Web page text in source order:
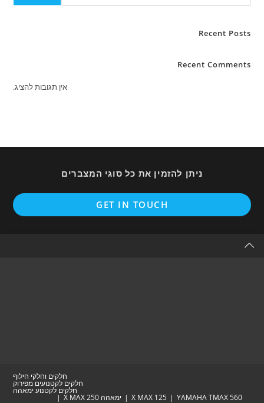
Recent Posts
Recent Comments
אין תגובות להציג.
ניתן להזמין את כל סוגי המצברים
GET IN TOUCH
חלקים וחלקי חילוף
חלקים לקטנועים מפירוק
חלקים לקטנוע ימאהה
YAMAHA TMAX 560
X MAX 125
ימאהה X MAX 250